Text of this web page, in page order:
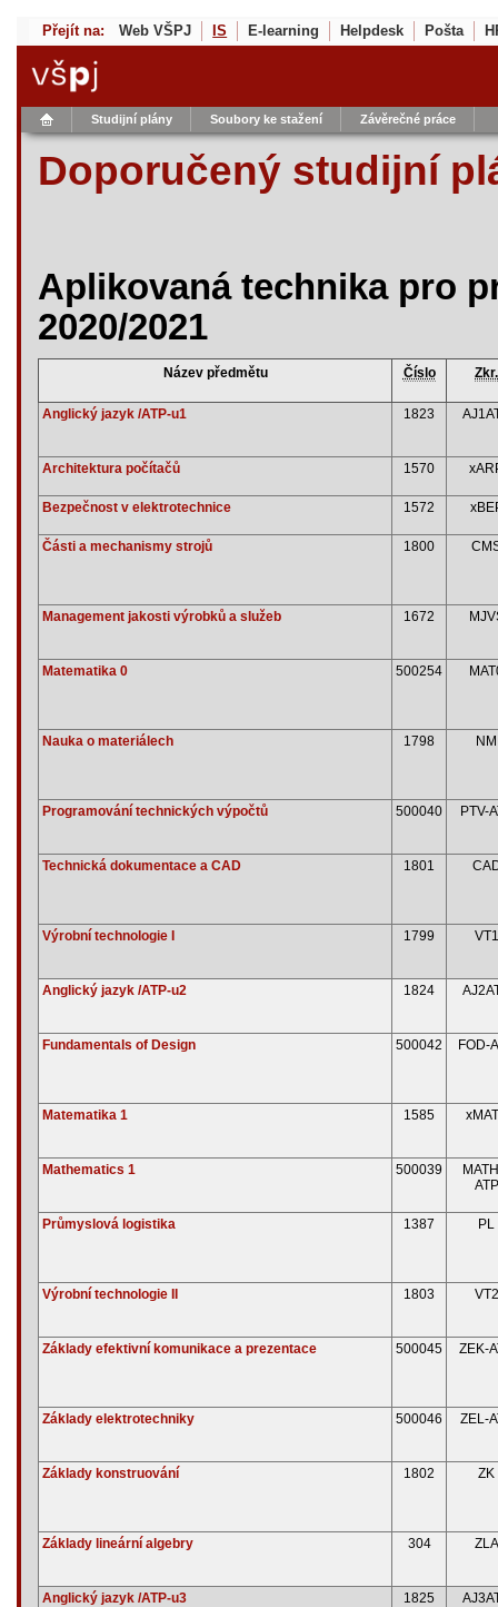
Přejít na: Web VŠPJ IS E-learning Helpdesk Pošta
Studijní plány Soubory ke stažení Závěrečné práce
Doporučený studijní
Aplikovaná technika pro
2020/2021
Název předmětu Číslo Zkr.
Anglický jazyk /ATP-u1 1823
Architektura počítačů 1570
Bezpečnost v elektrotechnice 1572
Části a mechanismy strojů 1800
Management jakosti výrobků a služeb 1672
Matematika 0 500254
Nauka o materiálech 1798 NM
Programování technických výpočtů 500040 PTV-
Technická dokumentace a CAD 1801
Výrobní technologie I 1799 VT1
Anglický jazyk /ATP-u2 1824
Fundamentals of Design 500042 FOD-
Matematika 1 1585
Mathematics 1 500039
ATP
Průmyslová logistika 1387 PL
Výrobní technologie II 1803 VT2
Základy efektivní komunikace a prezentace 500045 ZEK-
Základy elektrotechniky 500046 ZEL-
Základy konstruování 1802 ZK
Základy lineární algebry 304 ZLA
Anglický jazyk /ATP-u3 1825